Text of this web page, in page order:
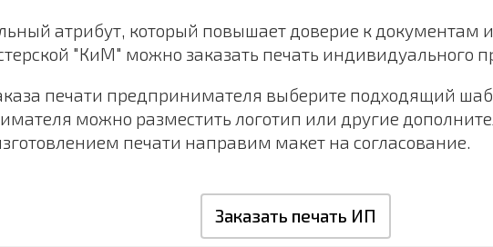
атрибут, который повышает доверие к документам и
"КиМ" можно заказать печать индивидуального
печати предпринимателя выберите подходящий
можно разместить логотип или другие
печати направим макет на согласование.
Заказать печать ИП